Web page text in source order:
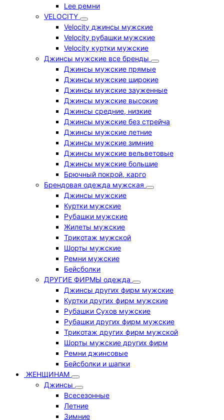
Lee ремни
VELOCITY
Velocity джинсы мужские
Velocity рубашки мужские
Velocity куртки мужские
Джинсы мужские все бренды
Джинсы мужские прямые
Джинсы мужские широкие
Джинсы мужские зауженные
Джинсы мужские высокие
Джинсы средние, низкие
Джинсы мужские без стрейча
Джинсы мужские летние
Джинсы мужские зимние
Джинсы мужские вельветовые
Джинсы мужские большие
Брючный покрой, карго
Брендовая одежда мужская
Джинсы мужские
Куртки мужские
Рубашки мужские
Жилеты мужские
Трикотаж мужской
Шорты мужские
Ремни мужские
Бейсболки
ДРУГИЕ ФИРМЫ одежда
Джинсы других фирм мужские
Куртки других фирм мужские
Рубашки Сухов мужские
Рубашки других фирм мужские
Трикотаж других фирм мужской
Шорты мужские других фирм
Ремни джинсовые
Бейсболки и шапки
ЖЕНЩИНАМ
Джинсы
Всесезонные
Летние
Зимние